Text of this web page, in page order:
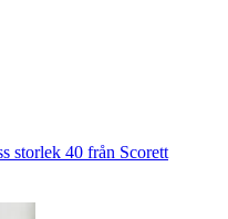
storlek 40 från Scorett